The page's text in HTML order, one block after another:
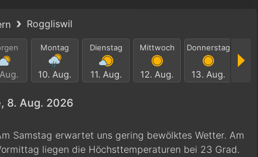
Roggliswil
Montag
10. Aug.
Dienstag
11. Aug.
Mittwoch
12. Aug.
Donnerstag
13. Aug.
8. Aug. 2026
Samstag erwartet uns gering bewölktes Wetter. Am
liegen die Höchsttemperaturen bei 23 Grad.